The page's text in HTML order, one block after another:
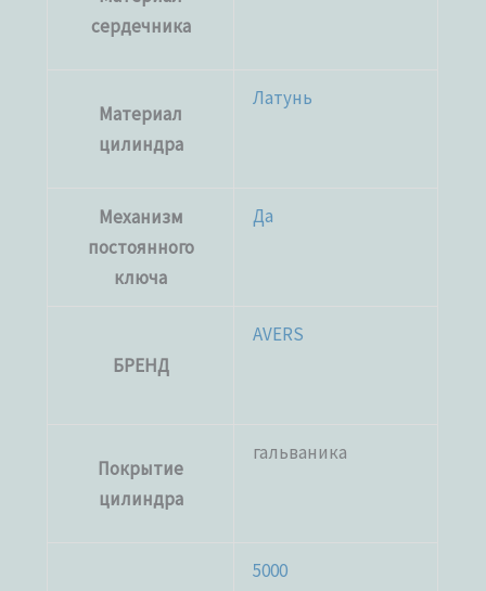
сердечника
Материал
цилиндра
Латунь
Механизм
постоянного
ключа
Да
БРЕНД
AVERS
Покрытие
цилиндра
гальваника
5000